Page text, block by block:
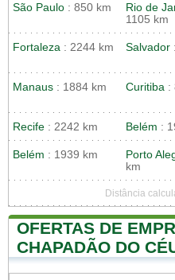
São Paulo : 850 km Rio de
1105 km
Fortaleza : 2244 km Salvador
Manaus : 1884 km Curitiba :
Recife : 2242 km Belém :
Belém : 1939 km Porto
km
Distância
OFERTAS DE
CHAPADÃO DO